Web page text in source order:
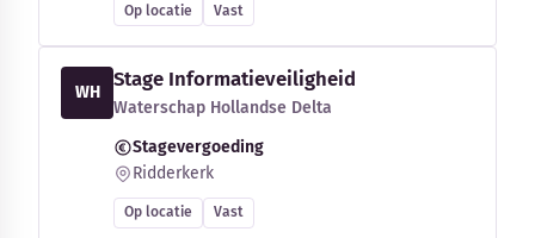
Op locatie Vast
WH
Stage Informatieveiligheid
Waterschap Hollandse Delta
Stagevergoeding
Ridderkerk
Op locatie Vast